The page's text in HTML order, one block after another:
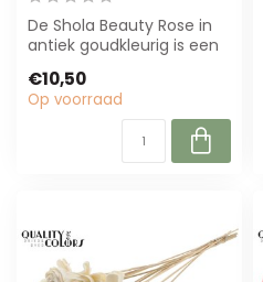
De Shola Beauty Rose in
antiek goudkleurig is een
kunstbloem, perfe...
€10,50
Op voorraad